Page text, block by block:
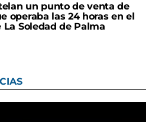
un punto de venta de
operaba las 24 horas en el
La Soledad de Palma